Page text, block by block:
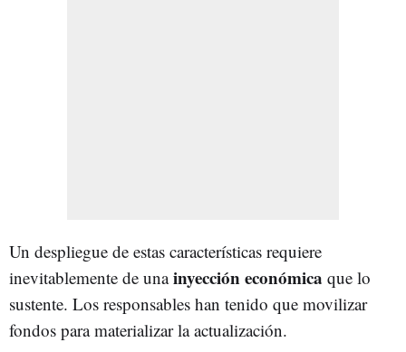
Un despliegue de estas características requiere
inevitablemente de unainyección económica que lo
sustente. Los responsables han tenido que movilizar
fondos para materializar la actualización.